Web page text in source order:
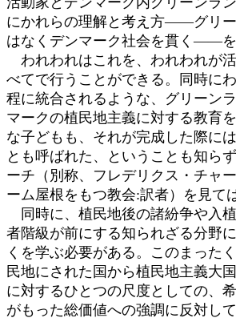
にかれらの理解と考え方――グリ
はなくデンマーク社会を貫く――を
われわれはこれを、われわれが
べてで行うことができる。同時に
程に統合されるような、グリーン
マークの植民地主義に対する教育
な子どもも、それが完成した際に
とも呼ばれた、ということも知ら
ーチ（別称、フレデリクス・チャ
ーム屋根をもつ教会:訳者）を見て
同時に、植民地後の諸紛争や入
者階級が前にする知られざる分野
くを学ぶ必要がある。このまった
民地にされた国から植民地主義大
に対するひとつの尺度としての、
がもった総価値への強調に反対し